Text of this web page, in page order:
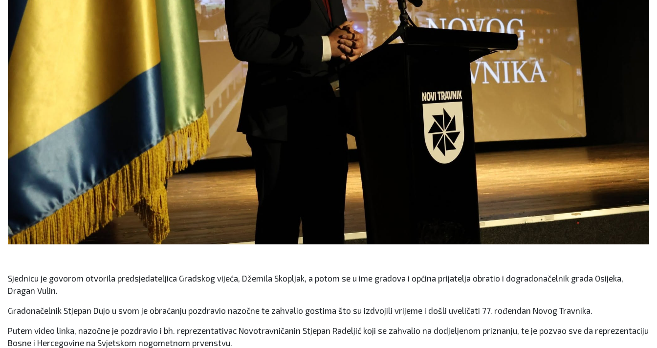
Sjednicu je govorom otvorila predsjedateljica Gradskog vijeća, Džemila Skopljak, a potom se u ime gradova i općina prijatelja obratio i dogradonačelnik grada Osijeka,
Dragan Vulin.
Gradonačelnik Stjepan Dujo u svom je obraćanju pozdravio nazočne te zahvalio gostima što su izdvojili vrijeme i došli uveličati 77. rođendan Novog Travnika.
Putem video linka, nazočne je pozdravio i bh. reprezentativac Novotravničanin Stjepan Radeljić koji se zahvalio na dodjeljenom priznanju, te je pozvao sve da reprezentaciju
Bosne i Hercegovine na Svjetskom nogometnom prvenstvu.